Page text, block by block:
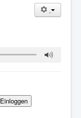
Einloggen